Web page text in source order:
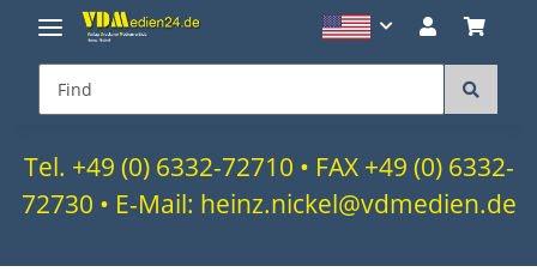
Tel. +49 (0) 6332-72710 • FAX +49 (0) 6332-
72730 • E-Mail: heinz.nickel@vdmedien.de